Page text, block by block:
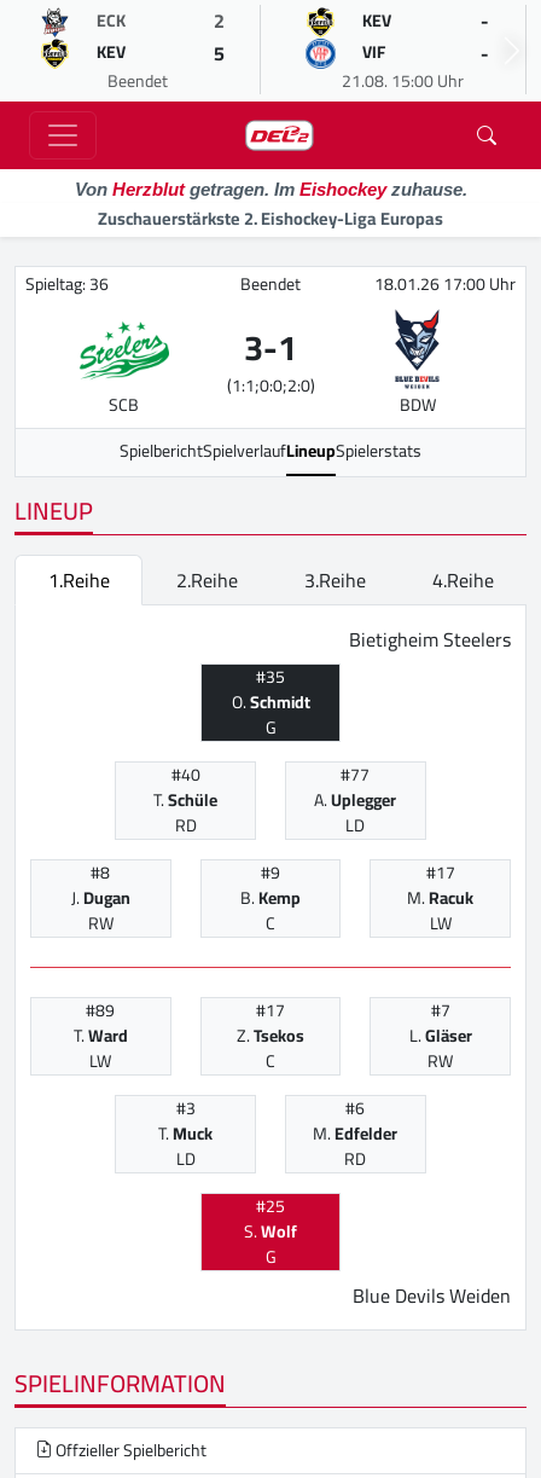
ECK 2
KEV 5
Beendet
KEV -
VIF -
21.08. 15:00 Uhr
Von Herzblutgetragen. Im Eishockeyzuhause.
Zuschauerstärkste 2. Eishockey-Liga Europas
Spieltag: 36 Beendet 18.01.26 17:00 Uhr
SCB
3-1
(1:1;0:0;2:0)
BDW
SpielberichtSpielverlaufLineupSpielerstats
LINEUP
1.Reihe 2.Reihe 3.Reihe
4.Reihe
Bietigheim Steelers
#35
O.Schmidt
G
#40
T.Schüle
RD
#77
A.Uplegger
LD
#8
J.Dugan
RW
#9
B.Kemp
C
#17
M.Racuk
LW
#89
T.Ward
LW
#17
Z.Tsekos
C
#7
L.Gläser
RW
#3
T.Muck
LD
#6
M.Edfelder
RD
#25
S.Wolf
G
Blue Devils Weiden
SPIELINFORMATION
Offzieller Spielbericht